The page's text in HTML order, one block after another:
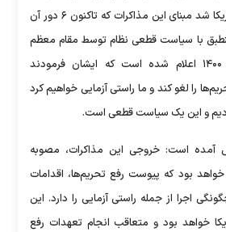
صورت غیر مستقیم با آمریکا شد مبنای این مذاکرات که تاکنون ۶ دور آن
با سیاست قطعی نظام توسط مقام معظم
رهبری در اول فروردین ۱۴۰۰ اعلام شده است که ایشان فرمودند
را لغو کند و ما راستی آزمایی خواهیم کرد
و این یک سیاست قطعی است.
آمده است: خروجی این مذاکرات، مصوبه
بود که پیوست رفع تحریم‌ها، اقدامات
اجرا از جمله راستی آزمایی را دارد. این
خواهد بود و متعاقب انجام تعهدات رفع